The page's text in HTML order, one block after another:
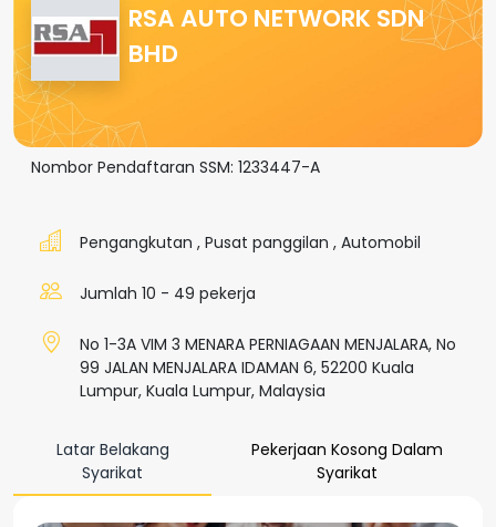
RSA AUTO NETWORK SDN
BHD
Nombor Pendaftaran SSM: 1233447-A
Pengangkutan , Pusat panggilan , Automobil
Jumlah 10 - 49 pekerja
No 1-3A VIM 3 MENARA PERNIAGAAN MENJALARA, No
99 JALAN MENJALARA IDAMAN 6, 52200 Kuala
Lumpur, Kuala Lumpur, Malaysia
Latar Belakang
Syarikat
Pekerjaan Kosong Dalam
Syarikat